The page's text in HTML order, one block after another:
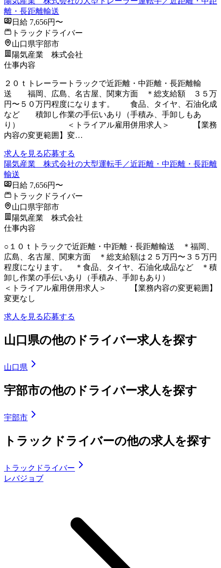
離・長距離輸送
日給 7,656円〜
トラックドライバー
山口県宇部市
陽気産業 株式会社
仕事内容
２０ｔトレーラートラックで近距離・中距離・長距離輸
送 福岡、広島、名古屋、関東方面 ＊総支給額 ３５万
円〜５０万円程度になります。 食品、タイヤ、石油化成
など 積卸し作業の手伝いあり（手積み、手卸しもあ
り） ＜トライアル雇用併用求人＞ 【業務
内容の変更範囲】変…
求人を見る応募する
陽気産業 株式会社の大型運転手／近距離・中距離・長距離
輸送
日給 7,656円〜
トラックドライバー
山口県宇部市
陽気産業 株式会社
仕事内容
○１０ｔトラックで近距離・中距離・長距離輸送 ＊福岡、
広島、名古屋、関東方面 ＊総支給額は２５万円〜３５万円
程度になります。 ＊食品、タイヤ、石油化成品など ＊積
卸し作業の手伝いあり（手積み、手卸もあり）
＜トライアル雇用併用求人＞ 【業務内容の変更範囲】
変更なし
求人を見る応募する
山口県の他のドライバー求人を探す
山口県
宇部市の他のドライバー求人を探す
宇部市
トラックドライバーの他の求人を探す
トラックドライバー
レバジョブ